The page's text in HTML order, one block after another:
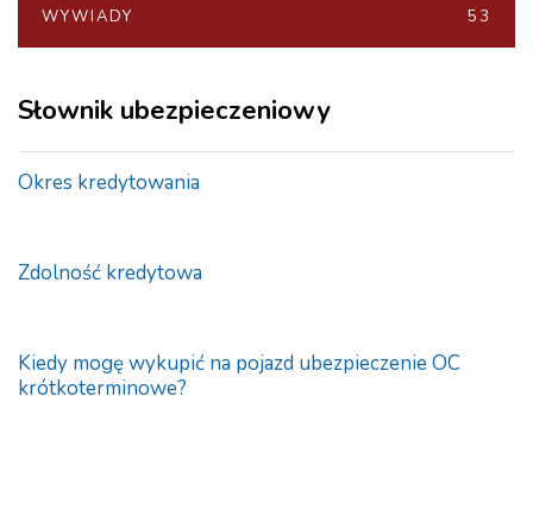
WYWIADY 53
Słownik ubezpieczeniowy
Okres kredytowania
Zdolność kredytowa
Kiedy mogę wykupić na pojazd ubezpieczenie OC
krótkoterminowe?